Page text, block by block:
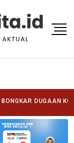
DUGAAN KORUPSI